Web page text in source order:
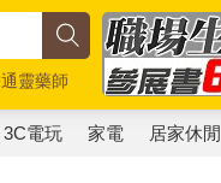
通靈藥師
3C電玩 家電 居家休閒